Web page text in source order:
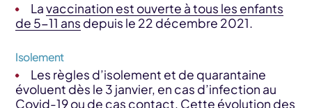
Lavaccination est ouverte à tous les enfants
de 5-11 ans depuis le 22 décembre 2021.
Isolement
Les règles d’isolement et de quarantaine
évoluent dès le 3 janvier, en cas d’infection au
Covid-19 ou de cas contact. Cette évolution des